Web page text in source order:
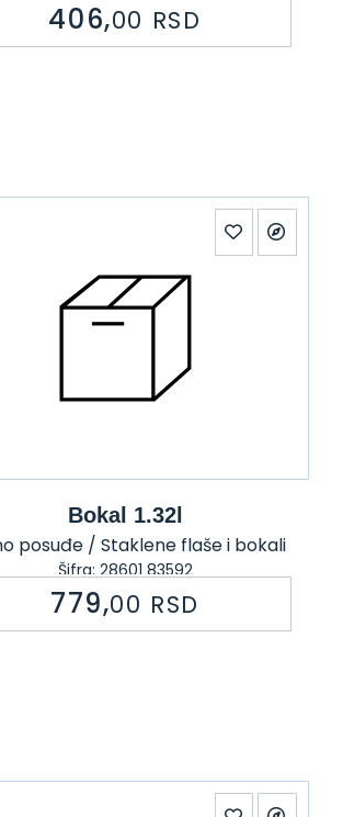
406,00 RSD
Bokal 1.32l
posuđe / Staklene flaše i bokali
Šifra: 28601 83592
779,00 RSD